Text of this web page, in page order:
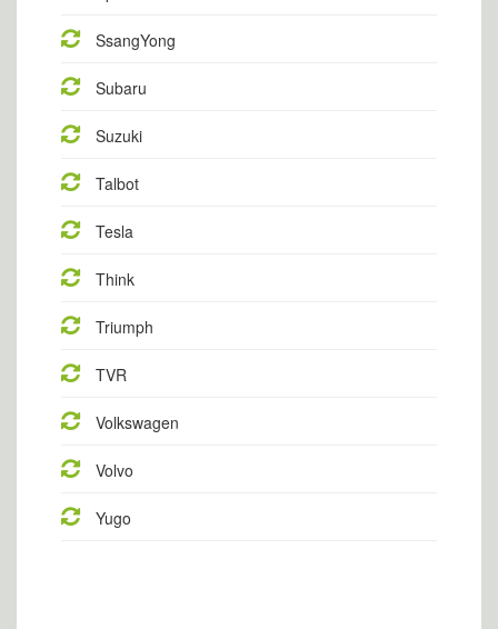
SsangYong
Subaru
Suzuki
Talbot
Tesla
Think
Triumph
TVR
Volkswagen
Volvo
Yugo